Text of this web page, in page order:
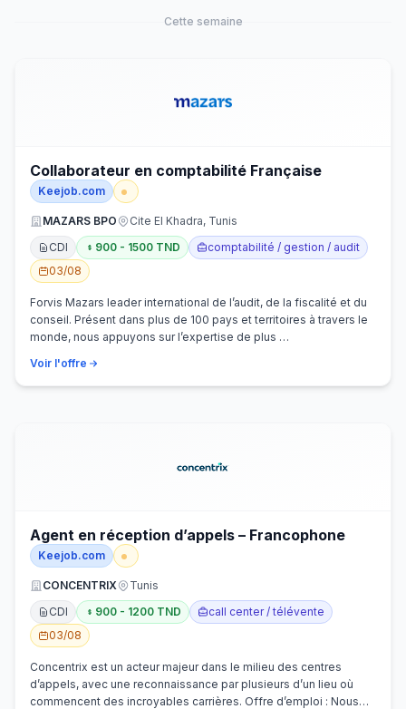
Cette semaine
Collaborateur en comptabilité Française
Keejob.com
MAZARS BPO
Cite El Khadra, Tunis
CDI
900 - 1500 TND
comptabilité / gestion / audit
03/08
Forvis Mazars leader international de l’audit, de la fiscalité et du
conseil. Présent dans plus de 100 pays et territoires à travers le
monde, nous appuyons sur l’expertise de plus …
Voir l'offre
Agent en réception d’appels – Francophone
Keejob.com
CONCENTRIX
Tunis
CDI
900 - 1200 TND
call center / télévente
03/08
Concentrix est un acteur majeur dans le milieu des centres
d’appels, avec une reconnaissance par plusieurs d’un lieu où
commencent des incroyables carrières. Offre d’emploi : Nous